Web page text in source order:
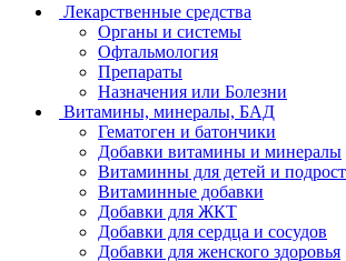
Лекарственные средства
Органы и системы
Офтальмология
Препараты
Назначения или Болезни
Витамины, минералы, БАД
Гематоген и батончики
Добавки витамины и минералы
Витаминны для детей и
Витаминные добавки
Добавки для ЖКТ
Добавки для сердца и сосудов
Добавки для женского здоровья